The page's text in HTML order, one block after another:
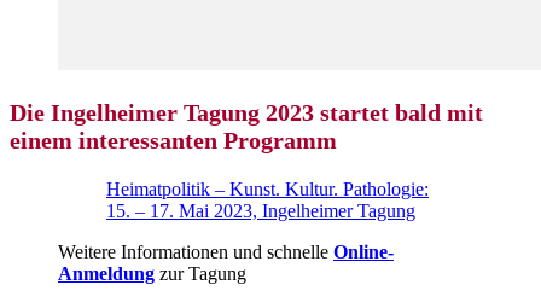
Die Ingelheimer Tagung 2023 startet bald mit
einem interessanten Programm
Heimatpolitik – Kunst. Kultur. Pathologie:
15. – 17. Mai 2023, Ingelheimer Tagung
Weitere Informationen und schnelle Online-
Anmeldung zur Tagung